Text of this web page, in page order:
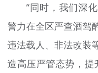
“同时，我们深
警力在全区严查酒驾
违法载人、非法改装
造高压严管态势，提